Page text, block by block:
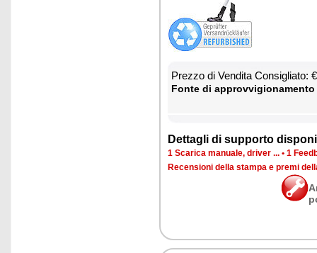
Prez­zo di Ven­di­ta Con­si­glia­to:
Fon­te di
Det­ta­gli di sup­por­to
1 Sca­ri­ca ma­nua­le, dri­ver ... • 1
Re­cen­sio­ni del­la stam­pa e pre­mi